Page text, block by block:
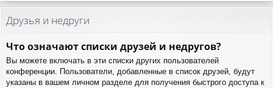
Друзья и недруги
Что означают списки друзей и недругов?
Вы можете включать в эти списки других пользователей
конференции. Пользователи, добавленные в список друзей, будут
указаны в вашем личном разделе для получения быстрого доступа к